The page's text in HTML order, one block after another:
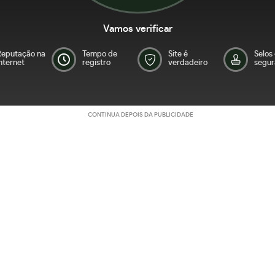
Vamos verificar
na
Tempo de
registro
Site é
verdadeiro
Selos
CONTINUA DEPOIS DA PUBLICIDADE